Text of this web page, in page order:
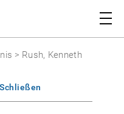
> Rush, Kenneth
Schließen